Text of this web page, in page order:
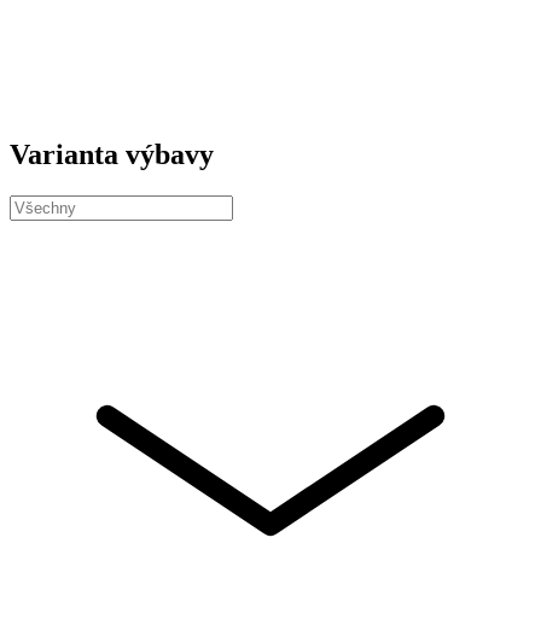
Varianta výbavy